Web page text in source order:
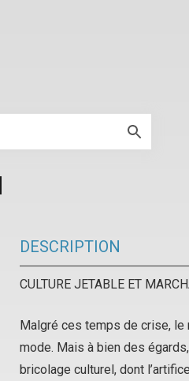
DESCRIPTION
CULTURE JETABLE ET
Malgré ces temps de crise, le
mode. Mais à bien des
bricolage culturel, dont